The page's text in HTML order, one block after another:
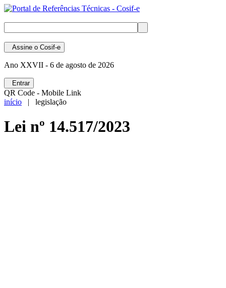
Assine o Cosif-e
Ano XXVII - 6 de agosto de 2026
Entrar
QR Code - Mobile Link
início | legislação
Lei nº 14.517/2023